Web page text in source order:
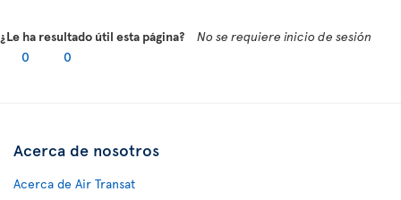
¿Le ha resultado útil esta página?
No se requiere inicio de sesión
0
0
Acerca de nosotros
Acerca de Air Transat